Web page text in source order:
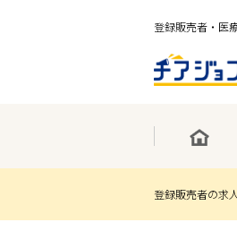
登録販売者・医
登録販売者の求